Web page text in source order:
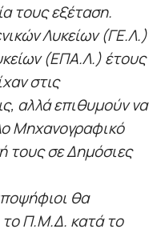
τους εξέταση.
Λυκείων (ΓΕ.Λ.)
(ΕΠΑ.Λ.) έτους
στις
αλλά επιθυμούν να
Μηχανογραφικό
τους σε Δημόσιες
θα
Π.Μ.Δ. κατά το